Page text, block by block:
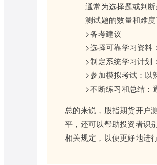
通常为选择题或判
测试题的数量和难
>备考建议
>选择可靠学习资料
>制定系统学习计划
>参加模拟考试：以
>不断练习和总结：
总的来说，股指期货开户
平，还可以帮助投资者识
相关规定，以便更好地进